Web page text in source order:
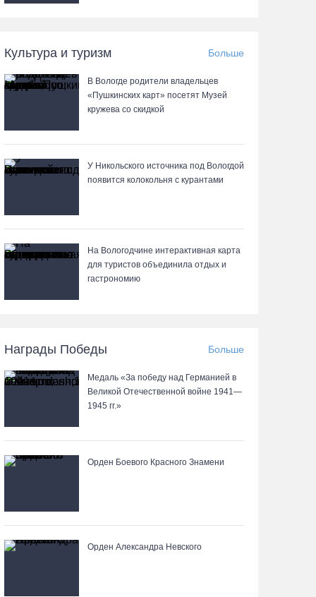
07.08.26 / 11:19
В 2026 году аппараты МРТ появятся в двух
вологодских медучреждениях
Более 6 тысяч программ для детей
представили кружки и секции на Вологодчине
В Вологде иномарка сбила 12-летнего
велосипедиста
07.08.26 / 10:24
07.08.26 / 09:25
На Вологодчине подвели итоги XII областной
Культура и туризм Больше
В Вологде родители владельцев
«Пушкинских карт» посетят Музей
кружева со скидкой
У Никольского источника под Вологдой
появится колокольня с курантами
На Вологодчине интерактивная карта
для туристов объединила отдых и
гастрономию
Награды Победы Больше
Медаль «За победу над Германией в
Великой Отечественной войне 1941—
1945 гг.»
Орден Боевого Красного Знамени
Орден Александра Невского